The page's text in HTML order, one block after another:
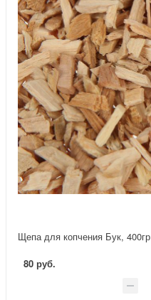
Щепа для копчения Бук, 400гр
80 руб.